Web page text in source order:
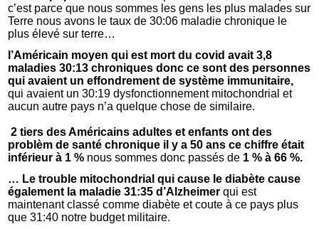
c’est parce que nous sommes les gens les plus malades sur
Terre nous avons le taux de 30:06 maladie chronique le
plus élevé sur terre…
l’Américain moyen qui est mort du covid avait 3,8
maladies 30:13 chroniques donc ce sont des personnes
qui avaient un effondrement de système immunitaire,
qui avaient un 30:19 dysfonctionnement mitochondrial et
aucun autre pays n’a quelque chose de similaire.
2 tiers des Américains adultes et enfants ont des
problèm de santé chronique il y a 50 ans ce chiffre était
inférieur à 1 % nous sommes donc passés de 1 % à 66 %.
… Le trouble mitochondrial qui cause le diabète cause
également la maladie 31:35 d’Alzheimer qui est
maintenant classé comme diabète et coute à ce pays plus
que 31:40 notre budget militaire.